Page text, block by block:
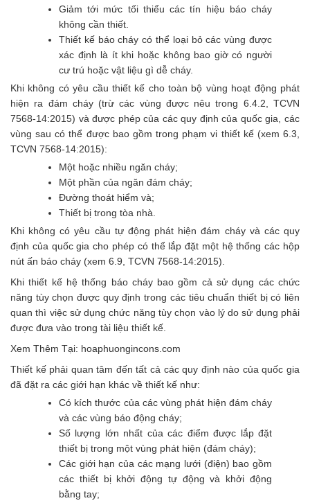
Giảm tới mức tối thiểu các tín hiệu báo cháy
không cần thiết.
Thiết kế báo cháy có thể loại bỏ các vùng được
xác định là ít khi hoặc không bao giờ có người
cư trú hoặc vật liệu gì dễ cháy.
Khi không có yêu cầu thiết kế cho toàn bộ vùng hoạt động phát
hiện ra đám cháy (trừ các vùng được nêu trong 6.4.2, TCVN
7568-14:2015) và được phép của các quy định của quốc gia, các
vùng sau có thể được bao gồm trong phạm vi thiết kế (xem 6.3,
TCVN 7568-14:2015):
Một hoặc nhiều ngăn cháy;
Một phần của ngăn đám cháy;
Đường thoát hiểm và;
Thiết bị trong tòa nhà.
Khi không có yêu cầu tự động phát hiện đám cháy và các quy
định của quốc gia cho phép có thể lắp đặt một hệ thống các hộp
nút ấn báo cháy (xem 6.9, TCVN 7568-14:2015).
Khi thiết kế hệ thống báo cháy bao gồm cả sử dụng các chức
năng tùy chọn được quy định trong các tiêu chuẩn thiết bị có liên
quan thì việc sử dụng chức năng tùy chọn vào lý do sử dụng phải
được đưa vào trong tài liệu thiết kế.
Xem Thêm Tại: hoaphuongincons.com
Thiết kế phải quan tâm đến tất cả các quy định nào của quốc gia
đã đặt ra các giới hạn khác về thiết kế như:
Có kích thước của các vùng phát hiện đám cháy
và các vùng báo động cháy;
Số lượng lớn nhất của các điểm được lắp đặt
thiết bị trong một vùng phát hiện (đám cháy);
Các giới hạn của các mạng lưới (điện) bao gồm
các thiết bị khởi động tự động và khởi động
bằng tay;